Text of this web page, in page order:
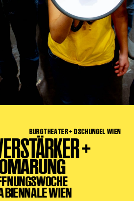
BURGTHEATER + DSCHUNGEL WIEN
+
BIENNALE WIEN